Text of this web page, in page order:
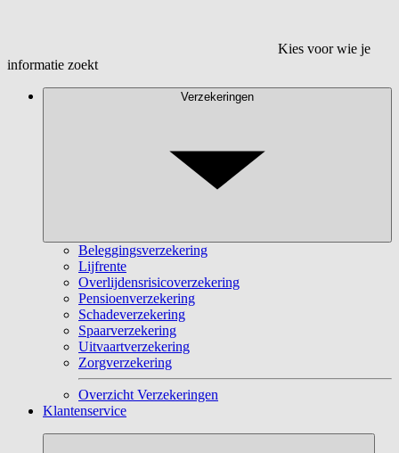
Kies voor wie je
informatie zoekt
Verzekeringen
Beleggingsverzekering
Lijfrente
Overlijdensrisicoverzekering
Pensioenverzekering
Schadeverzekering
Spaarverzekering
Uitvaartverzekering
Zorgverzekering
Overzicht Verzekeringen
Klantenservice